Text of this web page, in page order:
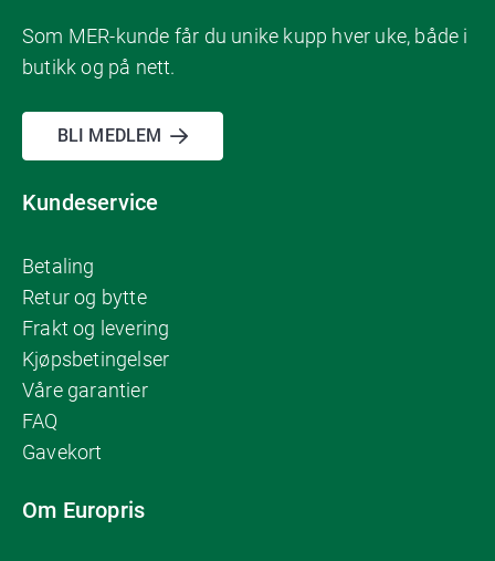
Som MER-kunde får du unike kupp hver uke, både i
butikk og på nett.
BLI MEDLEM
Kundeservice
Betaling
Retur og bytte
Frakt og levering
Kjøpsbetingelser
Våre garantier
FAQ
Gavekort
Om Europris